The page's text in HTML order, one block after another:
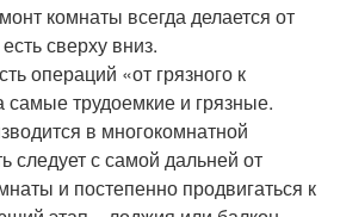
комнаты всегда делается от
сверху вниз.
операций «от грязного к
самые трудоемкие и грязные.
в многокомнатной
следует с самой дальней от
и постепенно продвигаться к